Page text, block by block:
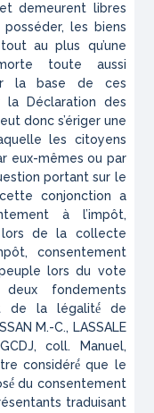
demeurent libres
les biens
au plus qu’une
toute aussi
la base de ces
la Déclaration des
donc s’ériger une
les citoyens
eux-mêmes ou par
portant sur le
conjonction a
àl’impôt,
de la collecte
consentement
lors du vote
fondements
de la légalité́ de
M.-C., LASSALE
coll. Manuel,
considéré́ que le
du consentement
traduisant